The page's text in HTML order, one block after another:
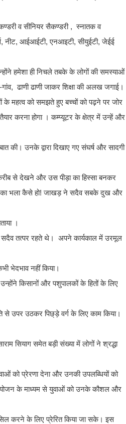
व सीनियर सैकण्डरी , स्नातक व
नीट, आईआईटी, एनआइटी, सीयुईटी, जेईई
हमेशा ही निचले तबके के लोगों की समस्याओं
ढाणी ढाणी जाकर शिक्षा की अलख जगाई।
के महत्व को समझते हुए बच्चों को पढ़ने पर जोर
करना होगा । कम्प्यूटर के क्षेत्र में उन्हें और
की। उनके द्वारा दिखाए गए संघर्ष और सादगी
करीब से देखने और उस पीड़ा का हिस्सा बनकर
का भला कैसे हो! जाखड़ ने सदैव सबके दुख और
।
सदैव तत्पर रहते थे। अपने कार्यकाल में उरमूल
भेदभाव नहीं किया।
किसानों और पशुपालकों के हितों के लिए
से उपर उठकर पिछ्ड़े वर्ग के लिए काम किया।
सियाग समेत बड़ी संख्या में लोगों ने श्रद्धा
को प्रेरणा देना और उनकी उपलब्धियों को
आयोजन के माध्यम से युवाओं को उनके कौशल और
करने के लिए प्रेरित किया जा सके। इस